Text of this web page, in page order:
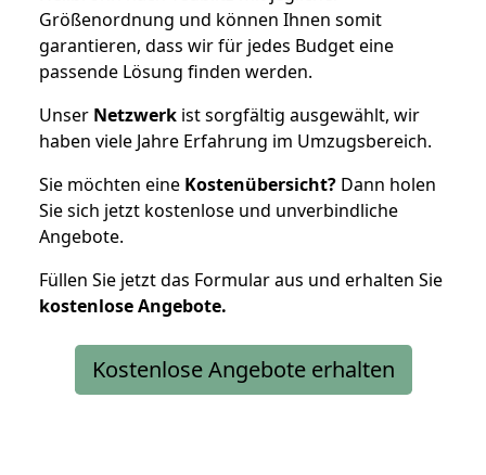
Größenordnung und können Ihnen somit
garantieren, dass wir für jedes Budget eine
passende Lösung finden werden.
Unser Netzwerk ist sorgfältig ausgewählt, wir
haben viele Jahre Erfahrung im Umzugsbereich.
Sie möchten eine Kostenübersicht? Dann holen
Sie sich jetzt kostenlose und unverbindliche
Angebote.
Füllen Sie jetzt das Formular aus und erhalten Sie
kostenloseAngebote.
Kostenlose Angebote erhalten